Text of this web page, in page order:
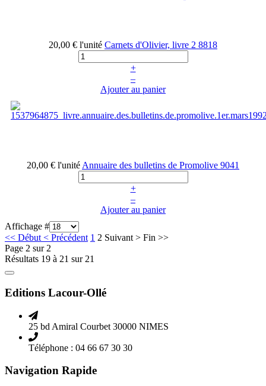
20,00 € l'unité Carnets d'Olivier, livre 2 8818
+
–
Ajouter au panier
20,00 € l'unité Annuaire des bulletins de Promolive 9041
+
–
Ajouter au panier
Affichage #
<< Début < Précédent 1 2 Suivant > Fin >>
Page 2 sur 2
Résultats 19 à 21 sur 21
Editions Lacour-Ollé
25 bd Amiral Courbet 30000 NIMES
Téléphone : 04 66 67 30 30
Navigation Rapide